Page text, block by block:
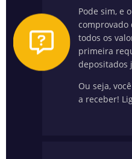
Pode sim, e
comprovado
todos os
primeira
depositados
Ou seja,
a receber!